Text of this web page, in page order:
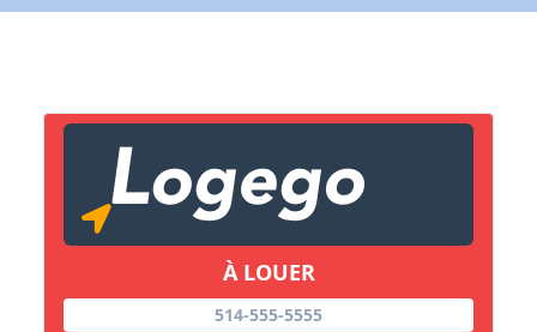
À LOUER
514-555-5555
Copier lien
X Fermer Envoyez